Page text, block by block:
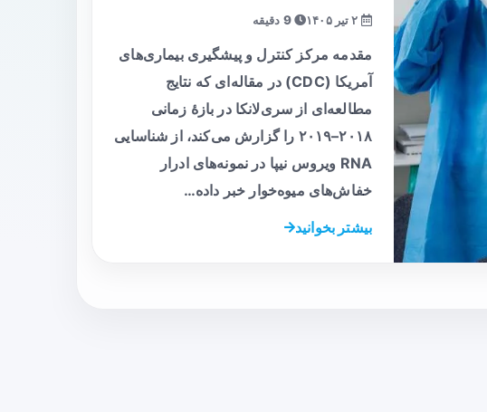
9 دقیقه
مقدمه مرکز کنترل و پیشگیری بیماری‌های
آمریکا (CDC) در مقاله‌ای که نتایج
مطالعه‌ای از سری‌لانکا در بازهٔ زمانی
۲۰۱۸–۲۰۱۹ را گزارش می‌کند، از شناسایی
RNA ویروس نیپا در نمونه‌های ادرار
خفاش‌های میوه‌خوار خبر داده…
بیشتر بخوانید